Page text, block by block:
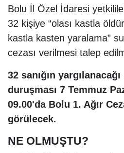
Bolu İl Özel İdaresi
32 kişiye “olası kastla
kastla kasten yaralama”
cezası verilmesi talep
32 sanığın
duruşması 7 Temmuz
09.00'da Bolu 1. Ağır
görülecek.
NE OLMUŞTU?